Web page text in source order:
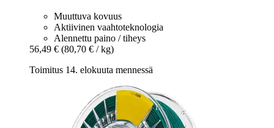
Muuttuva kovuus
Aktiivinen vaahtoteknologia
Alennettu paino / tiheys
56,49 € (80,70 € / kg)
Toimitus 14. elokuuta mennessä